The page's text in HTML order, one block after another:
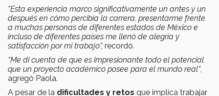
"Esta experiencia marco significativamente un antes y un
después en cómo percibía la carrera, presentarme frente
a muchas personas de diferentes estados de México e
incluso de diferentes países me llenó de alegría y
satisfacción por mi trabajo”, recordó.
“Me di cuenta de que es impresionante todo el potencial
que un proyecto académico posee para el mundo real”,
agregó Paola.
A pesar de la dificultades y retos que implica trabajar